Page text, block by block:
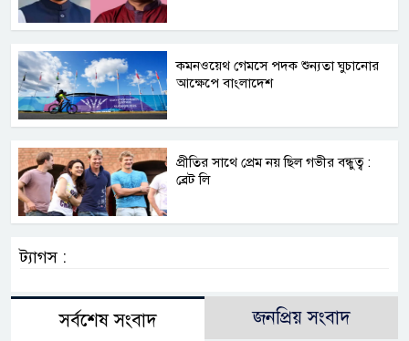
কমনওয়েথ গেমসে পদক শুন্যতা ঘুচানোর
আক্ষেপে বাংলাদেশ
প্রীতির সাথে প্রেম নয় ছিল গভীর বন্ধুত্ব :
ব্রেট লি
ট্যাগস :
সর্বশেষ সংবাদ জনপ্রিয় সংবাদ